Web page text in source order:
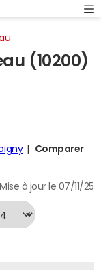
(10200)
Comparer
Mise à jour le 07/11/25